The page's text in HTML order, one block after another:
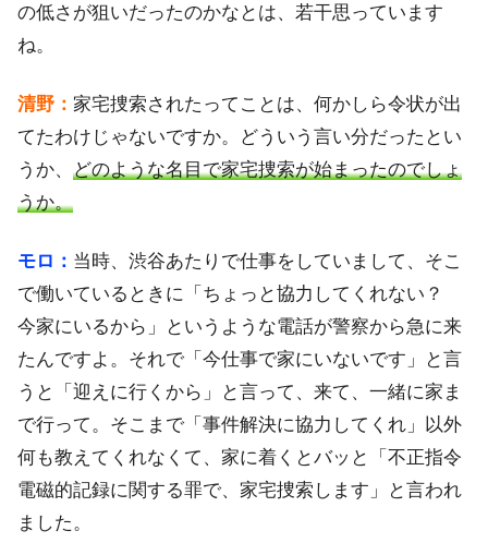
の低さが狙いだったのかなとは、若干思っています
ね。
清野： 家宅捜索されたってことは、何かしら令状が出
てたわけじゃないですか。どういう言い分だったとい
うか、 どのような名目で家宅捜索が始まったのでしょ
うか。
モロ： 当時、渋谷あたりで仕事をしていまして、そこ
で働いているときに「ちょっと協力してくれない？
今家にいるから」というような電話が警察から急に来
たんですよ。それで「今仕事で家にいないです」と言
うと「迎えに行くから」と言って、来て、一緒に家ま
で行って。そこまで「事件解決に協力してくれ」以外
何も教えてくれなくて、家に着くとバッと「不正指令
電磁的記録に関する罪で、家宅捜索します」と言われ
ました。